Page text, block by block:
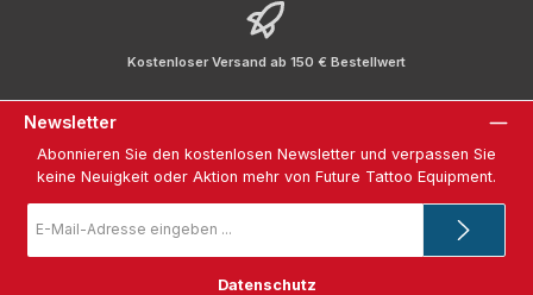
Kostenloser Versand ab 150 € Bestellwert
Newsletter
Abonnieren Sie den kostenlosen Newsletter und verpassen Sie
keine Neuigkeit oder Aktion mehr von Future Tattoo Equipment.
Mail-
*
Datenschutz